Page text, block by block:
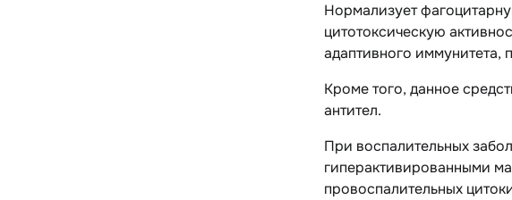
Нормализует
цитотоксическую
адаптивного иммунитета,
Кроме того, данное
антител.
При воспалительных
гиперактивированными
провоспалительных